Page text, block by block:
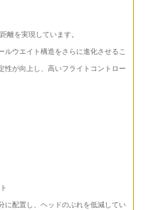
離を実現しています。
ウエイト構造をさらに進化させるこ
性が向上し、高いフライトコントロー
に配置し、ヘッドのぶれを低減してい